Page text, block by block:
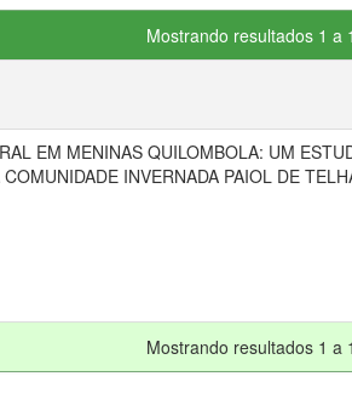
Mostrando resultados 1 a
EM MENINAS QUILOMBOLA: UM
INVERNADA PAIOL DE
Mostrando resultados 1 a